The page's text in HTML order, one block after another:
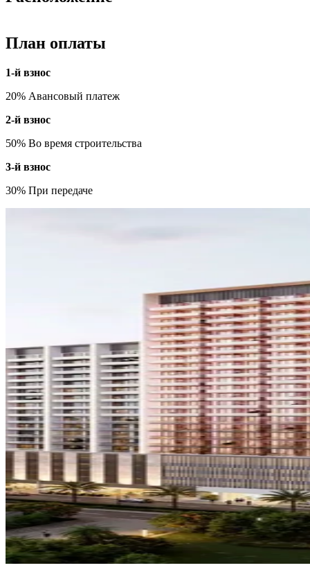
План оплаты
1-й взнос
20% Авансовый платеж
2-й взнос
50% Во время строительства
3-й взнос
30% При передаче